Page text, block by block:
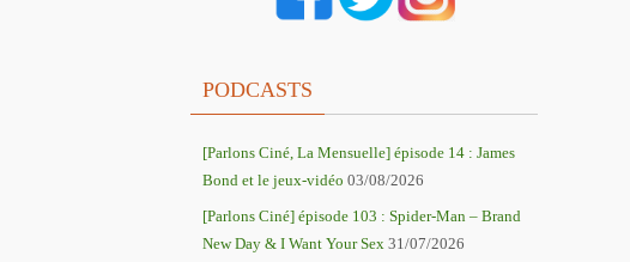
PODCASTS
[Parlons Ciné, La Mensuelle] épisode 14 : James
Bond et le jeux-vidéo 03/08/2026
[Parlons Ciné] épisode 103 : Spider-Man – Brand
New Day & I Want Your Sex 31/07/2026